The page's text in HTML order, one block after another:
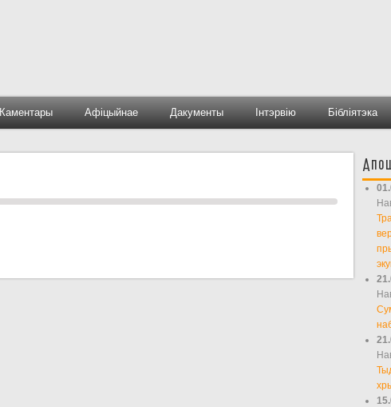
Каментары Афіцыйнае Дакументы Інтэрвію Бібліятэка